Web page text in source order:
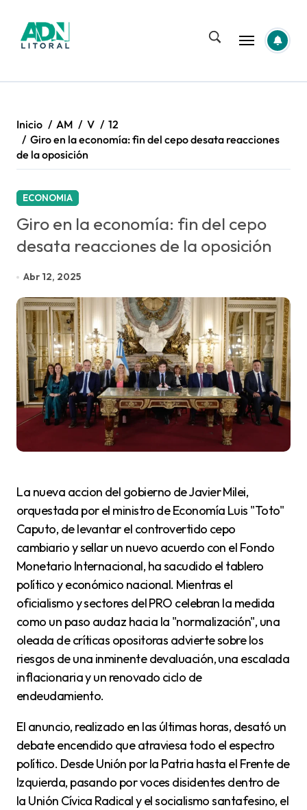
contenido
Inicio AM V
12
Giro en la economía: fin del cepo desata reacciones
de la oposición
ECONOMIA
Giro en la economía: fin del cepo
desata reacciones de la oposición
Abr 12, 2025
La nueva accion del gobierno de Javier Milei,
orquestada por el ministro de Economía Luis "Toto"
Caputo, de levantar el controvertido cepo
cambiario y sellar un nuevo acuerdo con el Fondo
Monetario Internacional, ha sacudido el tablero
político y económico nacional. Mientras el
oficialismo y sectores del PRO celebran la medida
como un paso audaz hacia la "normalización", una
oleada de críticas opositoras advierte sobre los
riesgos de una inminente devaluación, una escalada
inflacionaria y un renovado ciclo de
endeudamiento.
El anuncio, realizado en las últimas horas, desató un
debate encendido que atraviesa todo el espectro
político. Desde Unión por la Patria hasta el Frente de
Izquierda, pasando por voces disidentes dentro de
la Unión Cívica Radical y el socialismo santafesino, el